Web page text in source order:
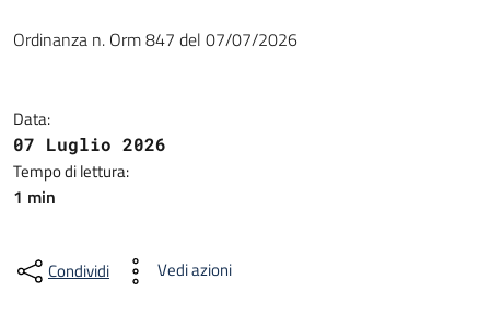
Ordinanza n. Orm 847 del 07/07/2026
Data:
07 Luglio 2026
Tempo di lettura:
1 min
Condividi Vedi azioni